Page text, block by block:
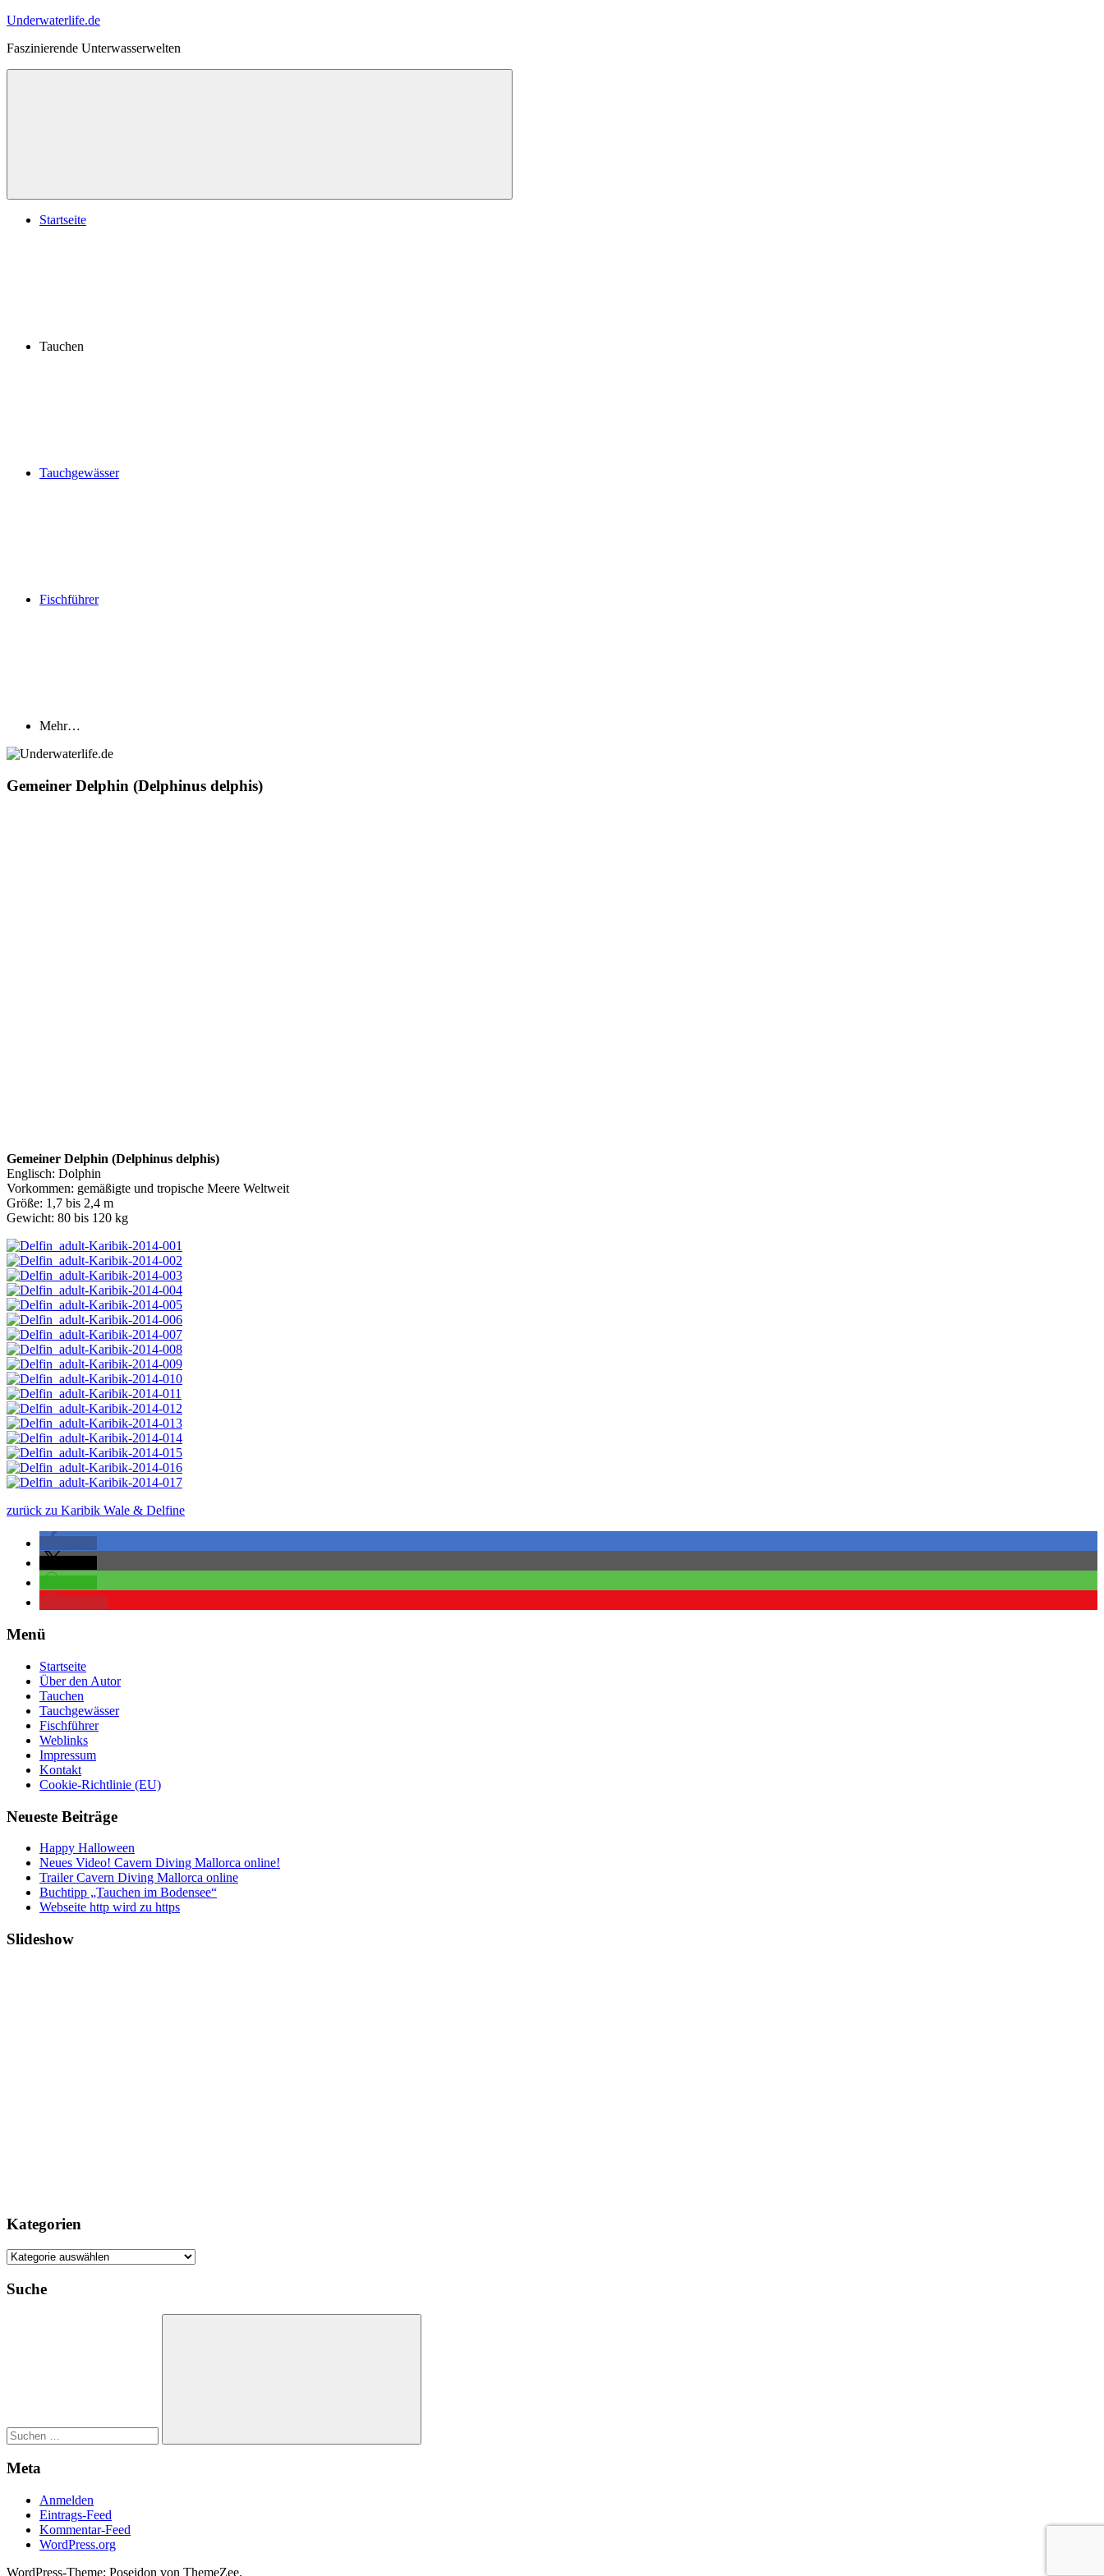
Zum
springen
Underwaterlife.de
Faszinierende Unterwasserwelten
Menü
Startseite
Tauchen
Tauchgewässer
Fischführer
Mehr…
Gemeiner Delphin (Delphinus delphis)
Gemeiner Delphin (Delphinus delphis)
Englisch: Dolphin
Vorkommen: gemäßigte und tropische Meere Weltweit
Größe: 1,7 bis 2,4 m
Gewicht: 80 bis 120 kg
zurück zu Karibik Wale & Delfine
Menü
Startseite
Über den Autor
Tauchen
Tauchgewässer
Fischführer
Weblinks
Impressum
Kontakt
Cookie-Richtlinie (EU)
Neueste Beiträge
Happy Halloween
Neues Video! Cavern Diving Mallorca online!
Trailer Cavern Diving Mallorca online
Buchtipp „Tauchen im Bodensee“
Webseite http wird zu https
Slideshow
Kategorien
Kategorien
Suche
Suchen
Meta
Anmelden
Eintrags-Feed
Kommentar-Feed
WordPress.org
WordPress-Theme: Poseidon von ThemeZee.